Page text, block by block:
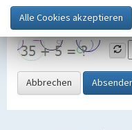
Sicherheitsabfrage
Grafik ein
Abbrechen